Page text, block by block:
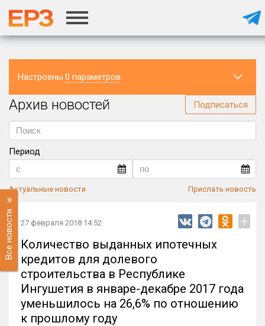
Настроены 0 параметров
Регион
Архив новостей Подписаться
Период
Актуальные новости Прислать новость
Все новости 27 февраля 2018 14:52 +
Количество выданных ипотечных
кредитов для долевого
строительства в Республике
Ингушетия в январе-декабре 2017 года
уменьшилось на 26,6% по отношению
к прошлому году